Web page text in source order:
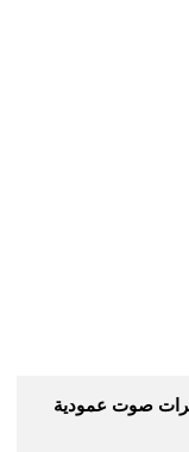
صوت عمودية